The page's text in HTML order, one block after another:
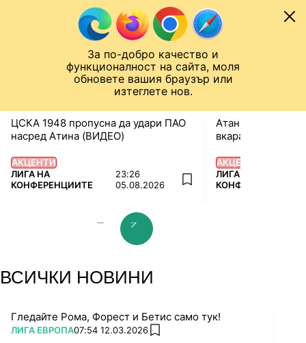
За по-добро качество и
функционалност на сайта, моля
обновете вашия браузър или
изтеглете нов.
Към съдържанието
ЛИГА НА КОНФЕРЕНЦИИТЕ НовиниРезултати
ЛИГА НА КОНФЕРЕНЦИИТЕ
ЦСКА 1948 пропусна да удари ПАО
насред Атина (ВИДЕО)
АКЦЕНТИ
ПОВЕЧЕ ОТ
ЛИГА НА
КОНФЕРЕНЦИИТЕ
23:26
05.08.2026
add favorites
Атанас Илиев:
вкарам (ВИДЕО)
АКЦЕНТИ
ПОВЕЧЕ ОТ
ЛИГА НА
КОНФЕРЕНЦИИТЕ
prev slidenext slide
ВСИЧКИ НОВИНИ
Гледайте Рома, Форест и Бетис само тук!
ПОВЕЧЕ ОТ
ЛИГА ЕВРОПА07:54 12.03.2026 add favorites